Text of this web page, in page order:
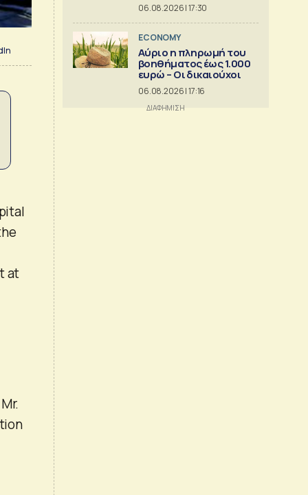
at
06.08.2026 | 17:30
ECONOMY
Αύριο η πληρωμή του
βοηθήματος έως 1.000
ευρώ – Oι δικαιούχοι
06.08.2026 | 17:16